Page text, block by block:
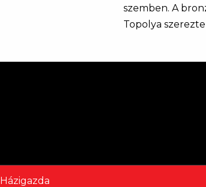
szemben. A
Topolya
Házigazda